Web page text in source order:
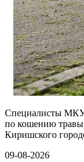
Специалисты
по кошению травы
Киришского
09-08-2026